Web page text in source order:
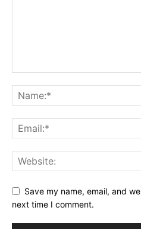
Save my name, email, and
next time I comment.